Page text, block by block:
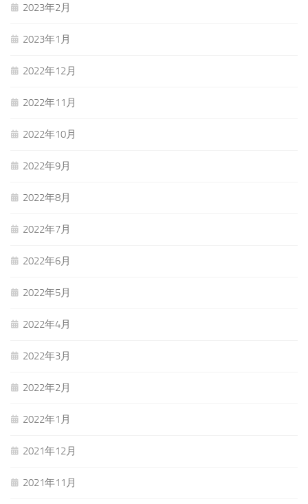
2023年2月
2023年1月
2022年12月
2022年11月
2022年10月
2022年9月
2022年8月
2022年7月
2022年6月
2022年5月
2022年4月
2022年3月
2022年2月
2022年1月
2021年12月
2021年11月